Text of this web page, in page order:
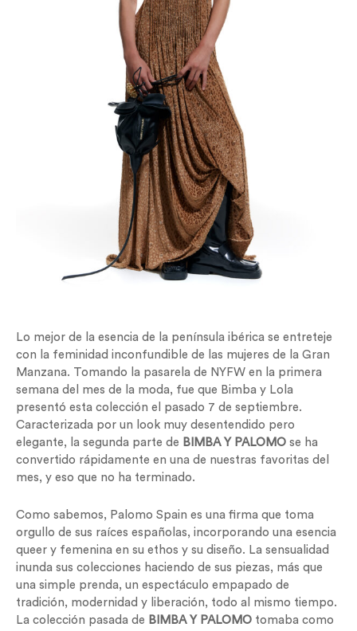
Lo mejor de la esencia de la península ibérica se entreteje
con la feminidad inconfundible de las mujeres de la Gran
Manzana. Tomando la pasarela de NYFW en la primera
semana del mes de la moda, fue que Bimba y Lola
presentó esta colección el pasado 7 de septiembre.
Caracterizada por un look muy desentendido pero
elegante, la segunda parte de BIMBA Y PALOMO se ha
convertido rápidamente en una de nuestras favoritas del
mes, y eso que no ha terminado.
Como sabemos, Palomo Spain es una firma que toma
orgullo de sus raíces españolas, incorporando una esencia
queer y femenina en su ethos y su diseño. La sensualidad
inunda sus colecciones haciendo de sus piezas, más que
una simple prenda, un espectáculo empapado de
tradición, modernidad y liberación, todo al mismo tiempo.
La colección pasada de BIMBA Y PALOMO tomaba como